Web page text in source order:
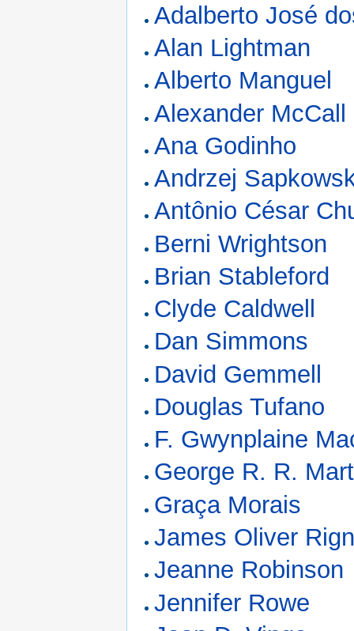
Adalberto José
Alan Lightman
Alberto Manguel
Alexander McCall
Ana Godinho
Andrzej
Antônio César
Berni Wrightson
Brian Stableford
Clyde Caldwell
Dan Simmons
David Gemmell
Douglas Tufano
F. Gwynplaine
George R. R.
Graça Morais
James Oliver
Jeanne Robinson
Jennifer Rowe